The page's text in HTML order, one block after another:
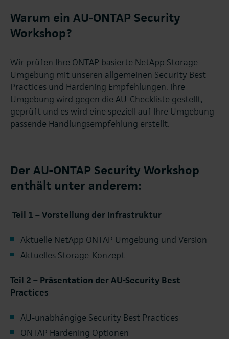
Warum ein AU-ONTAP Security
Workshop?
Wir prüfen Ihre ONTAP basierte NetApp Storage
Umgebung mit unseren allgemeinen Security Best
Practices und Hardening Empfehlungen. Ihre
Umgebung wird gegen die AU-Checkliste gestellt,
geprüft und es wird eine speziell auf Ihre Umgebung
passende Handlungsempfehlung erstellt.
Der AU-ONTAP Security Workshop
enthält unter anderem:
Teil 1 – Vorstellung der Infrastruktur
Aktuelle NetApp ONTAP Umgebung und Version
Aktuelles Storage-Konzept
Teil 2 – Präsentation der AU-Security Best
Practices
AU-unabhängige Security Best Practices
ONTAP Hardening Optionen